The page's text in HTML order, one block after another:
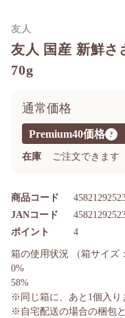
友人 国産 新鮮さ
70g
Premium40価格 ?
通常価格
在庫 ご注文できます
商品コード
ポイント 4
JANコード
友人
箱の使用状況
（箱サイズ
0%
58%
※同じ箱に、あと 1個入り
※自宅配送の場合の梱包と